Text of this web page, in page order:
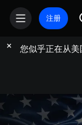
注册
您似乎正在从